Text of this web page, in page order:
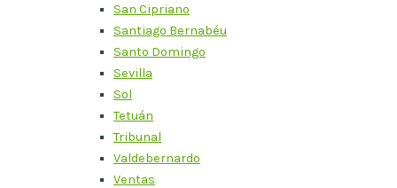
San Cipriano
Santiago Bernabéu
Santo Domingo
Sevilla
Sol
Tetuán
Tribunal
Valdebernardo
Ventas